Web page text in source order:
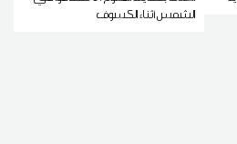
الشمس أثناء الكسوف